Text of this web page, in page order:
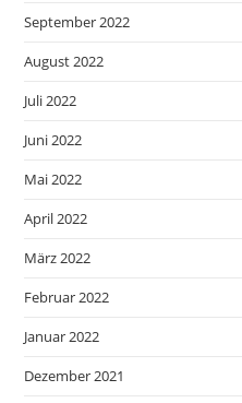
September 2022
August 2022
Juli 2022
Juni 2022
Mai 2022
April 2022
März 2022
Februar 2022
Januar 2022
Dezember 2021